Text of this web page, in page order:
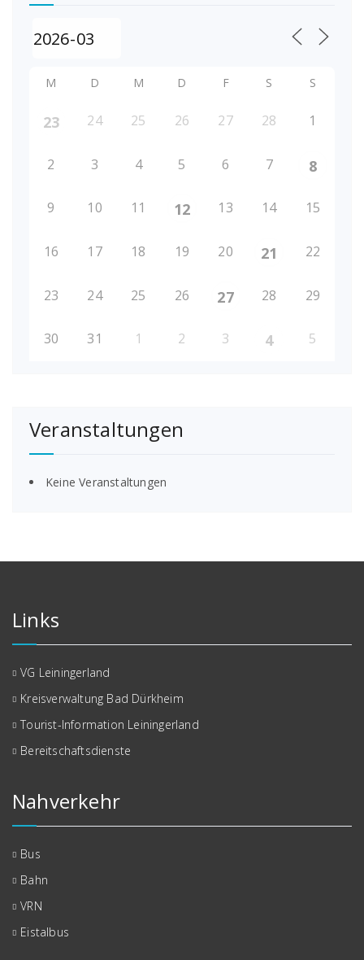
M D M D F S S
23 24 25 26 27 28 1
2 3 4 5 6 7 8
9 10 11 12 13 14 15
16 17 18 19 20 21 22
23 24 25 26 27 28 29
30 31 1 2 3 4 5
Veranstaltungen
Keine Veranstaltungen
Links
VG Leiningerland
Kreisverwaltung Bad Dürkheim
Tourist-Information Leiningerland
Bereitschaftsdienste
Nahverkehr
Bus
Bahn
VRN
Eistalbus